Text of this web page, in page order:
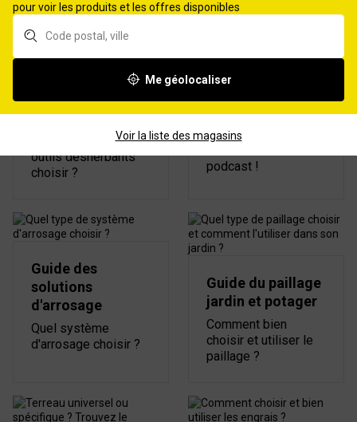
Guide des
solutions de
désherbage
Quels produits et
outils désherbants
choisir ?
Rendez-vous au
Cultivez votre jardin :
Les conseils verts
podcast !
Guide des
solutions
d'arrosage
Quel système
d'arrosage choisir ?
Guide du paillage
jardin et potager
Comment bien
choisir et utiliser le
paillage ?
pour voir les produits et les offres disponibles
Me géolocaliser
Voir la liste des magasins